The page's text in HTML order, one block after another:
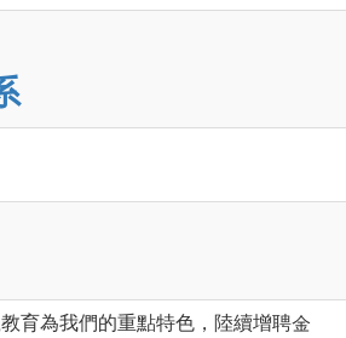
育為我們的重點特色，陸續增聘金